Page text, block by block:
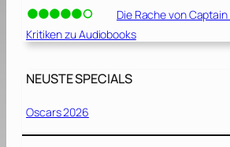
Die Rache von
Kritiken zu Audiobooks
NEUSTE SPECIALS
Oscars 2026